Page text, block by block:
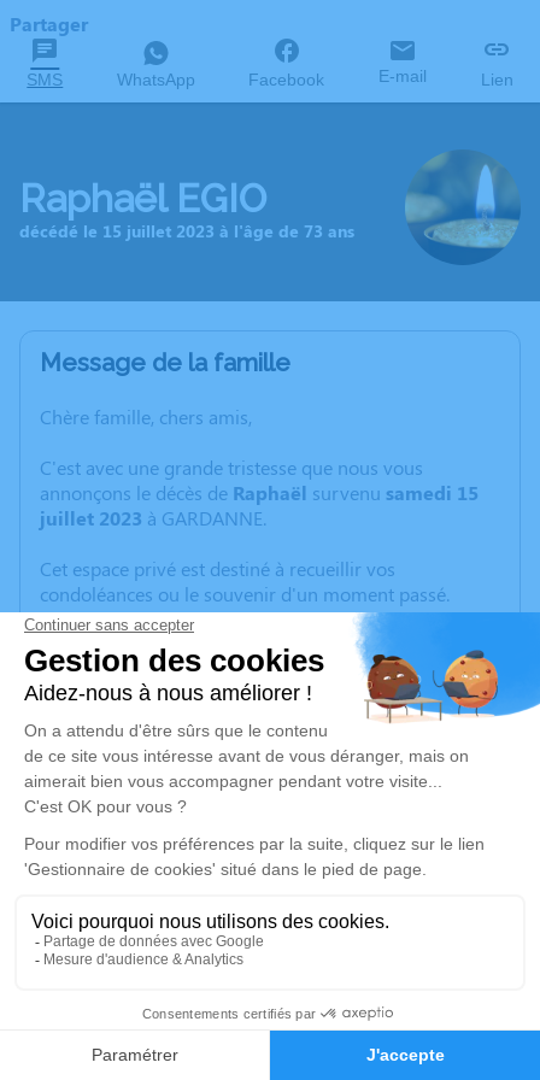
Faire-part Hommages
Partager
SMS WhatsApp Facebook E-mail Lien
Raphaël EGIO
décédé le 15 juillet 2023 à l'âge de 73 ans
Message de la famille
Chère famille, chers amis,
C'est avec une grande tristesse que nous vous
annonçons le décès de Raphaël survenu samedi 15
juillet 2023 à GARDANNE.
Cet espace privé est destiné à recueillir vos
condoléances ou le souvenir d'un moment passé.
Merci pour vos pensées.
La famille ne souhaite pas de fleurs.
Un service de plantation d’arbre hommage est
disponible ici
Je rends hommage
Crémation
lundi 24 juillet 2023 à 11h30
Crématorium de Provence et Parc Mémorial
2370, Rue Claude Nicolas Ledoux
13290 Aix-en-Provence